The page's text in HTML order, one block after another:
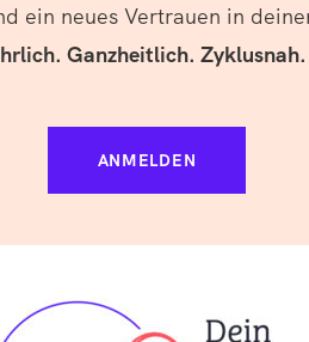
ein neues Vertrauen in
Ganzheitlich. Zyklusnah.
ANMELDEN